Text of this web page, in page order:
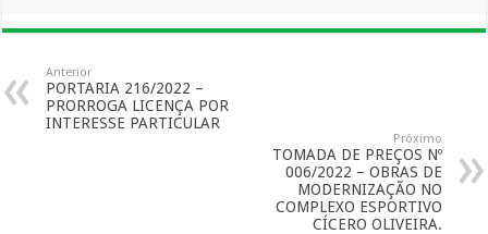
Anterior
PORTARIA 216/2022 –
PRORROGA LICENÇA POR
INTERESSE PARTICULAR
Próximo
TOMADA DE PREÇOS Nº
006/2022 – OBRAS DE
MODERNIZAÇÃO NO
COMPLEXO ESPORTIVO
CÍCERO OLIVEIRA.